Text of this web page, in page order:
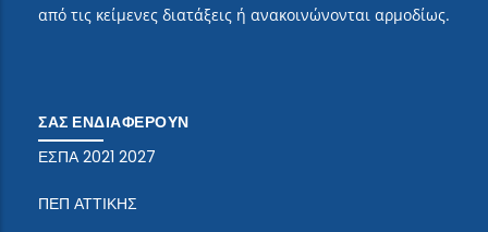
από τις κείμενες διατάξεις ή ανακοινώνονται αρμοδίως.
ΣΑΣ ΕΝΔΙΑΦΕΡΟΥΝ
ΕΣΠΑ 2021 2027
ΠΕΠ ΑΤΤΙΚΗΣ